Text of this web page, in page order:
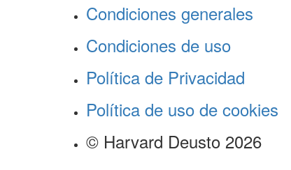
Condiciones generales
Condiciones de uso
Política de Privacidad
Política de uso de cookies
© Harvard Deusto 2026